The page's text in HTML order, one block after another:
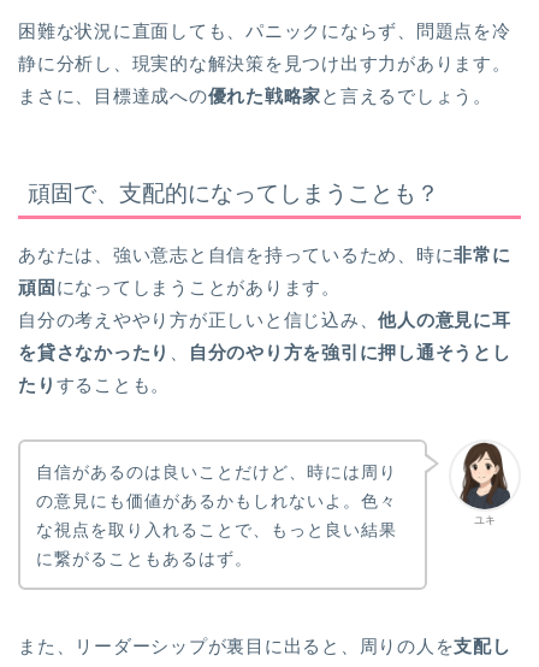
困難な状況に直面しても、パニックにならず、問題点を冷
静に分析し、現実的な解決策を見つけ出す力があります。
まさに、目標達成への優れた戦略家と言えるでしょう。
頑固で、支配的になってしまうことも？
あなたは、強い意志と自信を持っているため、時に非常に
頑固 になってしまうことがあります。
自分の考えややり方が正しいと信じ込み、他人の意見に耳
を貸さなかったり
自分のやり方を強引に押し通そうとし
たり することも。
ユキ
自信があるのは良いことだけど、時には周り
の意見にも価値があるかもしれないよ。色々
な視点を取り入れることで、もっと良い結果
に繋がることもあるはず。
また、リーダーシップが裏目に出ると、周りの人を支配し